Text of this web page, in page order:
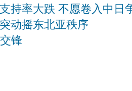
持率大跌 不愿卷入中日
动摇东北亚秩序
锋